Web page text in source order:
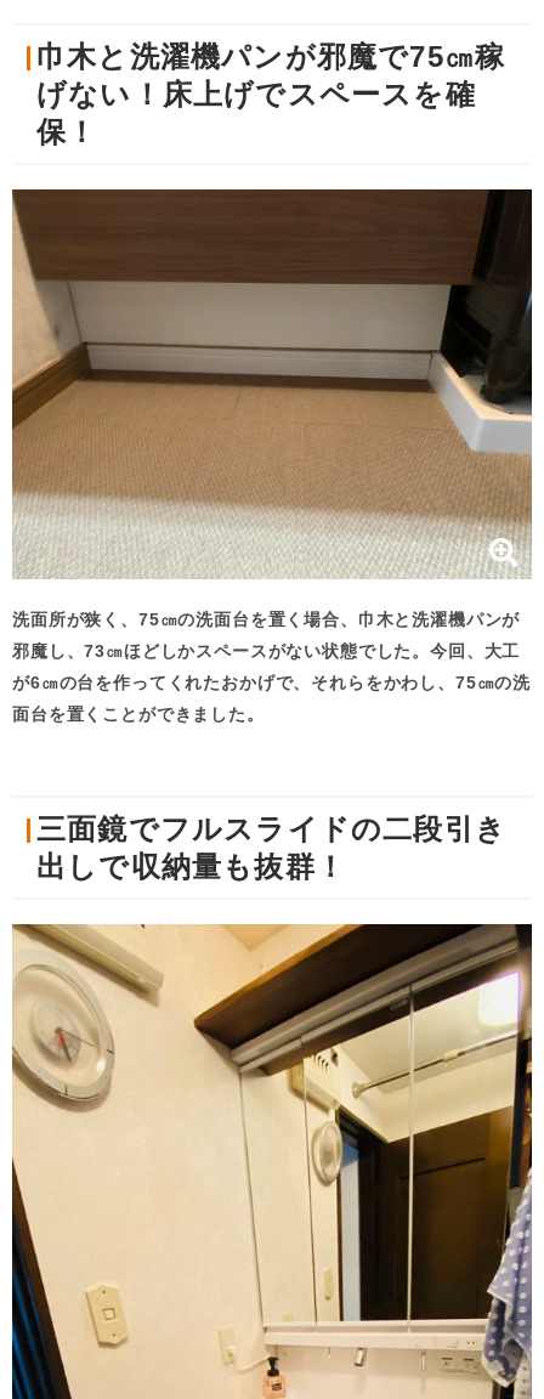
巾木と洗濯機パンが邪魔で75㎝稼
げない！床上げでスペースを確
保！
洗面所が狭く、75㎝の洗面台を置く場合、巾木と洗濯機パンが
邪魔し、73㎝ほどしかスペースがない状態でした。今回、大工
が6㎝の台を作ってくれたおかげで、それらをかわし、75㎝の洗
面台を置くことができました。
三面鏡でフルスライドの二段引き
出しで収納量も抜群！